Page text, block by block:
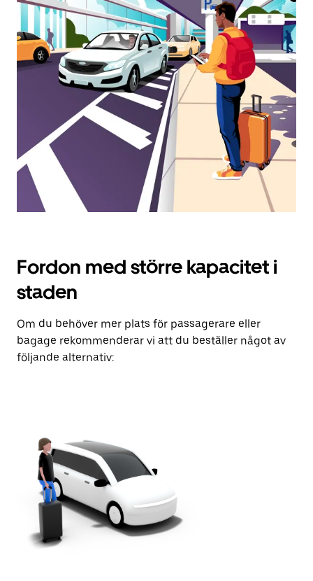
datum.
Tryck
på
ESC-
knappen
kalendern.
Fordon med större kapacitet i
staden
Om du behöver mer plats för passagerare eller
bagage rekommenderar vi att du beställer något av
följande alternativ: